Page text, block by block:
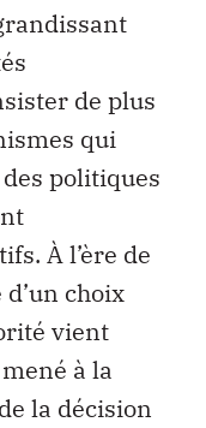
de plus
qui
politiques
À l’ère de
choix
vient
à la
la décision